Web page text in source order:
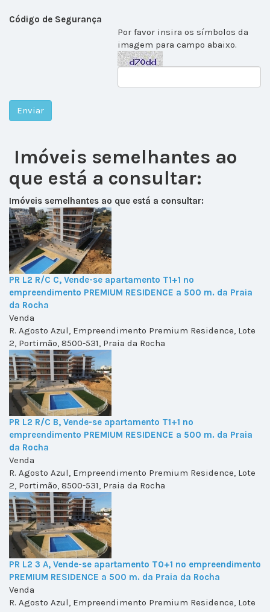
Código de Segurança
Por favor insira os símbolos da
imagem para campo abaixo.
Imóveis semelhantes ao
que está a consultar:
Imóveis semelhantes ao que está a consultar:
PR L2 R/C C, Vende-se apartamento T1+1 no
empreendimento PREMIUM RESIDENCE a 500 m. da Praia
da Rocha
Venda
R. Agosto Azul, Empreendimento Premium Residence, Lote
2, Portimão, 8500-531, Praia da Rocha
PR L2 R/C B, Vende-se apartamento T1+1 no
empreendimento PREMIUM RESIDENCE a 500 m. da Praia
da Rocha
Venda
R. Agosto Azul, Empreendimento Premium Residence, Lote
2, Portimão, 8500-531, Praia da Rocha
PR L2 3 A, Vende-se apartamento T0+1 no empreendimento
PREMIUM RESIDENCE a 500 m. da Praia da Rocha
Venda
R. Agosto Azul, Empreendimento Premium Residence, Lote